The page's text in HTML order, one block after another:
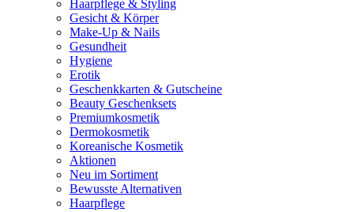
Haarpflege & Styling
Gesicht & Körper
Make-Up & Nails
Gesundheit
Hygiene
Erotik
Geschenkkarten & Gutscheine
Beauty Geschenksets
Premiumkosmetik
Dermokosmetik
Koreanische Kosmetik
Aktionen
Neu im Sortiment
Bewusste Alternativen
Haarpflege